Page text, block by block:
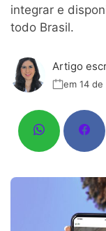
integrar e
todo Brasil.
Artigo
em 14